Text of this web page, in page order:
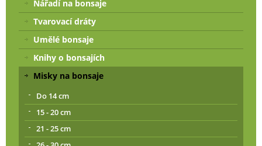
Nářadí na bonsaje
Tvarovací dráty
Umělé bonsaje
Knihy o bonsajích
Misky na bonsaje
Do 14 cm
15 - 20 cm
21 - 25 cm